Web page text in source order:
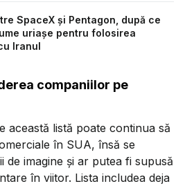
SpaceX și Pentagon, după ce
uriașe pentru folosirea
Iranul
companiilor pe
această listă poate continua să
în SUA, însă se
imagine și ar putea fi supusă
în viitor. Lista includea deja